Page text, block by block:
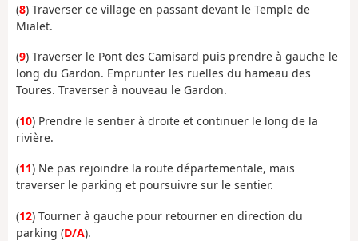
(8) Traverser ce village en passant devant le Temple de
Mialet.
(9) Traverser le Pont des Camisard puis prendre à gauche le
long du Gardon. Emprunter les ruelles du hameau des
Toures. Traverser à nouveau le Gardon.
(10) Prendre le sentier à droite et continuer le long de la
rivière.
(11) Ne pas rejoindre la route départementale, mais
traverser le parking et poursuivre sur le sentier.
(12) Tourner à gauche pour retourner en direction du
parking (D/A).